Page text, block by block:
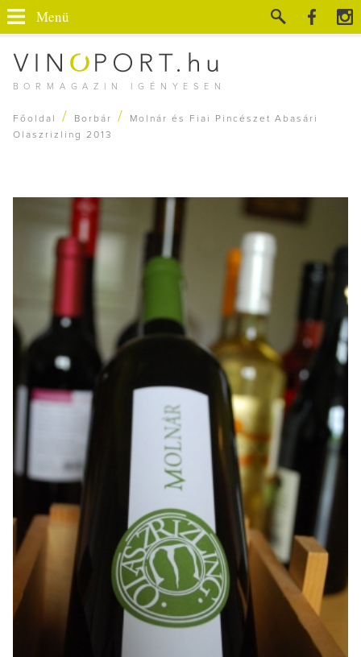
BORMAGAZIN IGÉNYESEN
Menü
Főoldal / Borbár /
Molnár és Fiai Pincészet Abasári
Olaszrizling 2013